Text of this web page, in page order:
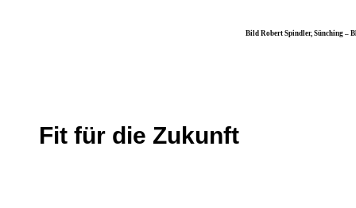
Bild Robert Spindler, Sünching – Blick von der
Fit für die Zukunft